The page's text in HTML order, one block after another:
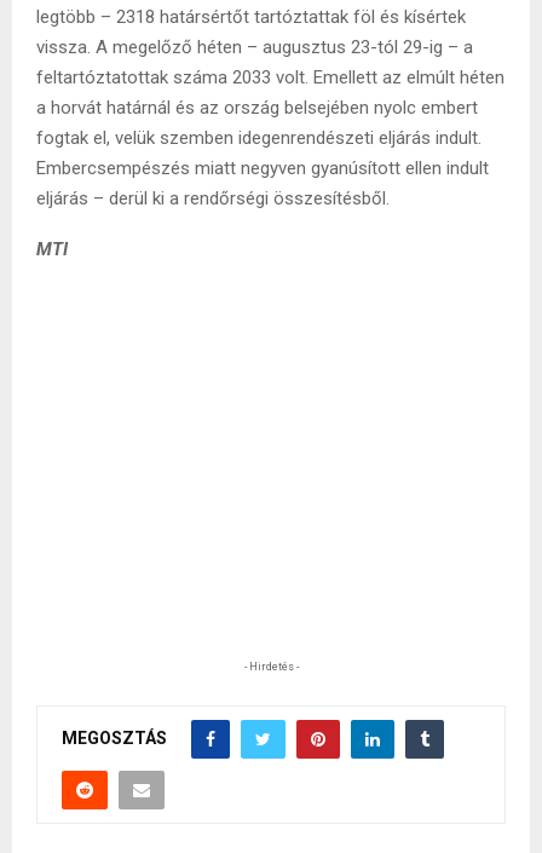
legtöbb – 2318 határsértőt tartóztattak föl és kísértek
vissza. A megelőző héten – augusztus 23-tól 29-ig – a
feltartóztatottak száma 2033 volt. Emellett az elmúlt héten
a horvát határnál és az ország belsejében nyolc embert
fogtak el, velük szemben idegenrendészeti eljárás indult.
Embercsempészés miatt negyven gyanúsított ellen indult
eljárás – derül ki a rendőrségi összesítésből.
MTI
- Hirdetés -
MEGOSZTÁS